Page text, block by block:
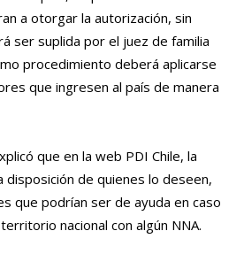
a otorgar la autorización, sin
ser suplida por el juez de familia
procedimiento deberá aplicarse
que ingresen al país de manera
que en la web PDI Chile, la
disposición de quienes lo deseen,
que podrían ser de ayuda en caso
nacional con algún NNA.